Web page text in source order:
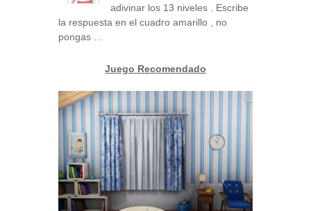
adivinar los 13 niveles . Escribe
la respuesta en el cuadro amarillo , no
pongas ...
Juego Recomendado